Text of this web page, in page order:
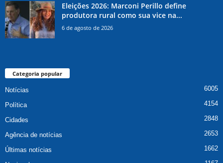
Eleições 2026: Marconi Perillo define
produtora rural como sua vice na...
6 de agosto de 2026
Categoria popular
Notícias 6005
Política 4154
Cidades 2848
Agência de notícias 2653
Últimas notícias 1662